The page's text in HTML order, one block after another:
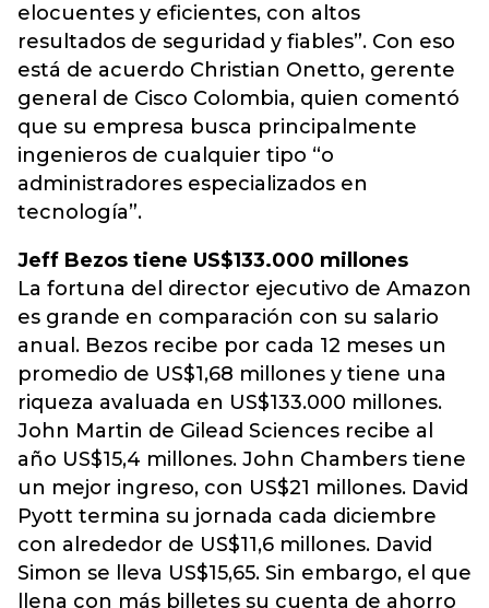
elocuentes y eficientes, con altos
resultados de seguridad y fiables”. Con eso
está de acuerdo Christian Onetto, gerente
general de Cisco Colombia, quien comentó
que su empresa busca principalmente
ingenieros de cualquier tipo “o
administradores especializados en
tecnología”.
Jeff Bezos tiene US$133.000 millones
La fortuna del director ejecutivo de Amazon
es grande en comparación con su salario
anual. Bezos recibe por cada 12 meses un
promedio de US$1,68 millones y tiene una
riqueza avaluada en US$133.000 millones.
John Martin de Gilead Sciences recibe al
año US$15,4 millones. John Chambers tiene
un mejor ingreso, con US$21 millones. David
Pyott termina su jornada cada diciembre
con alrededor de US$11,6 millones. David
Simon se lleva US$15,65. Sin embargo, el que
llena con más billetes su cuenta de ahorro